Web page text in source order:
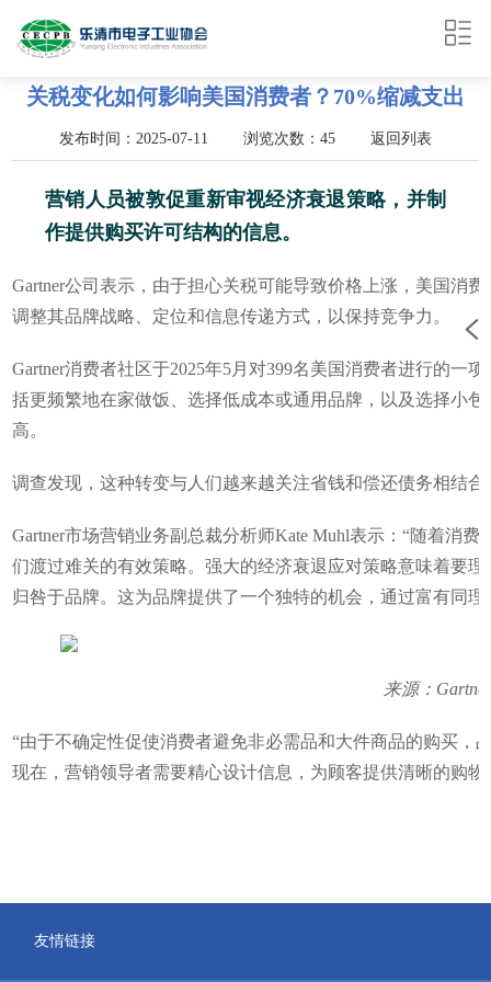
关税变化如何影响美国消费者？70%缩减支出
发布时间：2025-07-11 浏览次数：45 返回列表
营销人员被敦促重新审视经济衰退策略，并制
作提供购买许可结构的信息。
Gartner公司表示，由于担心关税可能导致价格上涨，美国消
调整其品牌战略、定位和信息传递方式，以保持竞争力。
Gartner消费者社区于2025年5月对399名美国消费者进行的一
括更频繁地在家做饭、选择低成本或通用品牌，以及选择小
高。
调查发现，这种转变与人们越来越关注省钱和偿还债务相结
Gartner市场营销业务副总裁分析师Kate Muhl表示：“随着消
们渡过难关的有效策略。强大的经济衰退应对策略意味着要
归咎于品牌。这为品牌提供了一个独特的机会，通过富有同
来源：
“由于不确定性促使消费者避免非必需品和大件商品的购买
现在，营销领导者需要精心设计信息，为顾客提供清晰的购
友情链接